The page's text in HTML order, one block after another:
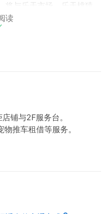
将与乐天市场、乐天桃猿
期望未来透过点数经济串
扩大商场购物服务与体
读
铺与2F服务台。
推车租借等服务。